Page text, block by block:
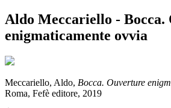
Aldo Meccariello - Bocca.
enigmaticamente ovvia
Meccariello, Aldo, Bocca. Ouverture
Roma, Fefè editore, 2019